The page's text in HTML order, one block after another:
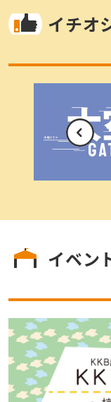
0:45
ＫＩＣＫ
えて！ユナ
2:15
ワールドプ
2:45
かごしま空
お買物テレ
天気予報
※放送予定は急に変更す
イチオ
イベン